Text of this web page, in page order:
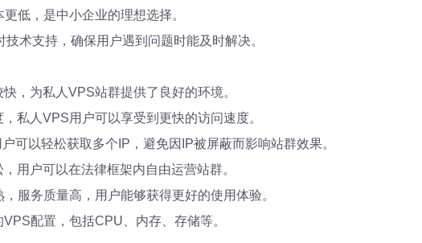
低，是中小企业的理想选择。
术支持，确保用户遇到问题时能及时解决。
，为私人VPS站群提供了良好的环境。
私人VPS用户可以享受到更快的访问速度。
可以轻松获取多个IP，避免因IP被屏蔽而影响站群效果。
用户可以在法律框架内自由运营站群。
服务质量高，用户能够获得更好的使用体验。
配置，包括CPU、内存、存储等。